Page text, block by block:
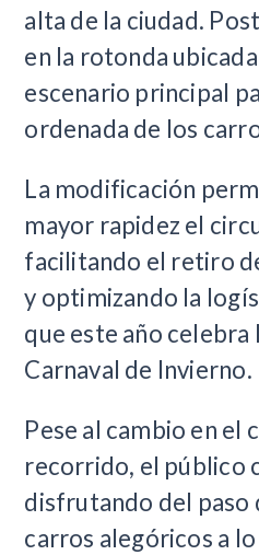
alta de la ciudad.
en la rotonda
escenario principal
ordenada de los
La modificación
mayor rapidez el
facilitando el retiro
y optimizando la
que este año celebra
Carnaval de Invierno.
Pese al cambio en el
recorrido, el público
disfrutando del paso
carros alegóricos a